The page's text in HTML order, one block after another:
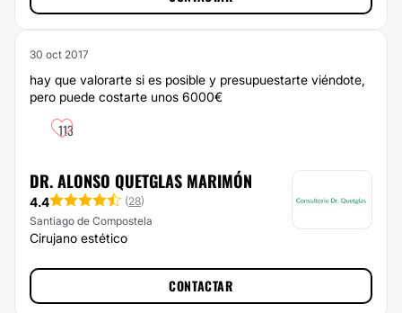
30 oct 2017
hay que valorarte si es posible y presupuestarte viéndote,
pero puede costarte unos 6000€
113
DR. ALONSO QUETGLAS MARIMÓN
4.4 (28)
Santiago de Compostela
Cirujano estético
CONTACTAR